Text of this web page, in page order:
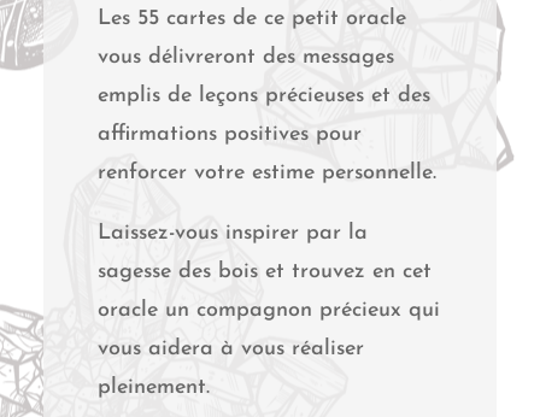
Les 55 cartes de ce petit oracle
vous délivreront des messages
emplis de leçons précieuses et des
affirmations positives pour
renforcer votre estime personnelle.
Laissez-vous inspirer par la
sagesse des bois et trouvez en cet
oracle un compagnon précieux qui
vous aidera à vous réaliser
pleinement.